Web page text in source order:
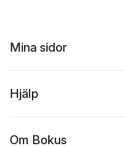
Mina sidor
Hjälp
Om Bokus